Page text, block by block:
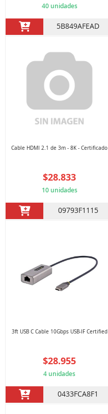
40 unidades
5B849AFEAD
Cable HDMI 2.1 de 3m - 8K - Certificado
$28.833
10 unidades
09793F1115
3ft USB C Cable 10Gbps USB-IF Certified
$28.955
4 unidades
0433FCA8F1